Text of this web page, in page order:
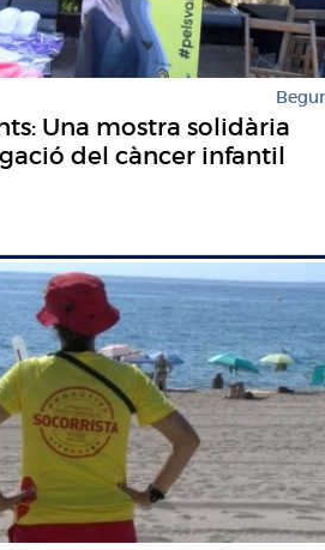
Begur
Una mostra solidària
del càncer infantil